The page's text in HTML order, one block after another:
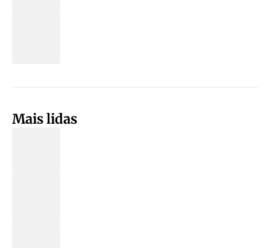
Mais lidas